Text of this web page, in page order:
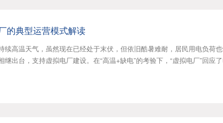
的典型运营模式解读
续高温天气，虽然现在已经处于末伏，但依旧酷暑难耐，居民用电负荷
继出台，支持虚拟电厂建设。在“高温+缺电”的考验下，“虚拟电厂”回应